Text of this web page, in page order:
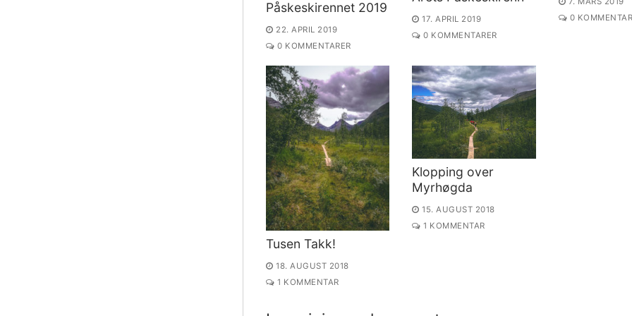
Påskeskirennet 2019
22. APRIL 2019
0 KOMMENTARER
17. APRIL 2019
0 KOMMENTARER
0
Tusen Takk!
18. AUGUST 2018
1 KOMMENTAR
Klopping over
Myrhøgda
15. AUGUST 2018
1 KOMMENTAR